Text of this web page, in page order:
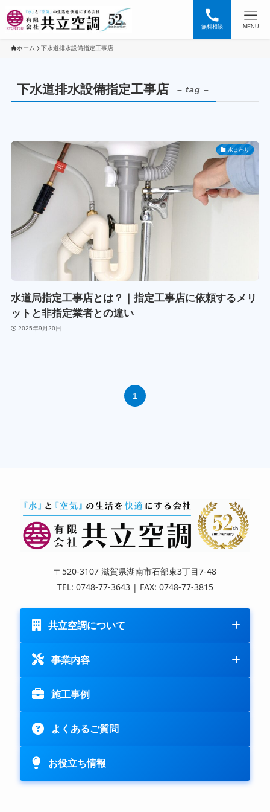
無料相談 MENU
ホーム 下水道排水設備指定工事店
下水道排水設備指定工事店 – tag –
水まわり
水道局指定工事店とは？｜指定工事店に依頼するメリ
ットと非指定業者との違い
2025年9月20日
1
〒520-3107 滋賀県湖南市石部東3丁目7-48
TEL: 0748-77-3643 | FAX: 0748-77-3815
共立空調について
事業内容
施工事例
よくあるご質問
お役立ち情報